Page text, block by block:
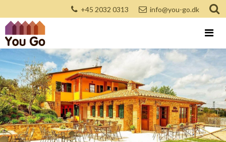
+45 2032 0313 info@you-go.dk